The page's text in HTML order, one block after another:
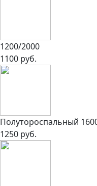
1200/2000
1100 руб.
Полутороспальный
1250 руб.